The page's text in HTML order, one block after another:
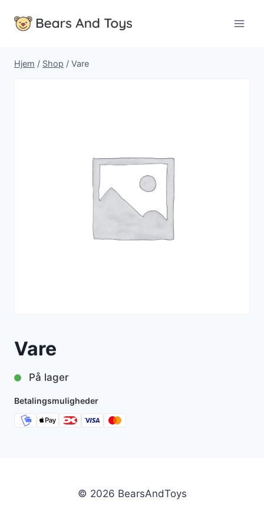
Hjem / Shop / Vare
Vare
På lager
Betalingsmuligheder
© 2026 BearsAndToys